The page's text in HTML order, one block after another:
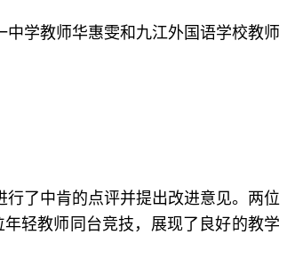
中学教师华惠雯和 九江外国语学校教师
了中肯的点评并提出改进意见。两位
轻教师同台竞技，展现了良好的教学